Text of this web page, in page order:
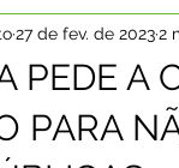
e Meio
e Governo
PEDE A
PARA
27 de fev. de 20232